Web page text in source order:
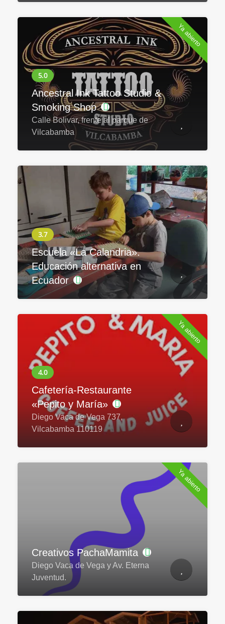
Ya abierto
Ancestral Ink Tattoo Studio &
Smoking Shop
Calle Bolivar, frente al parque de
Vilcabamba
Escuela «La Calandria».
Educación alternativa en
Ecuador
Ya abierto
Cafetería-Restaurante
«Pepito y María»
Diego Vaca de Vega 737,
Vilcabamba 110119
Ya abierto
Creativos PachaMamita
Diego Vaca de Vega y Av. Eterna
Juventud.